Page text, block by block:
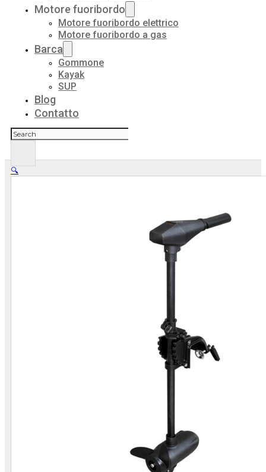
Motore fuoribordo
Motore fuoribordo elettrico
Motore fuoribordo a gas
Barca
Gommone
Kayak
SUP
Blog
Contatto
Cerca
🔍